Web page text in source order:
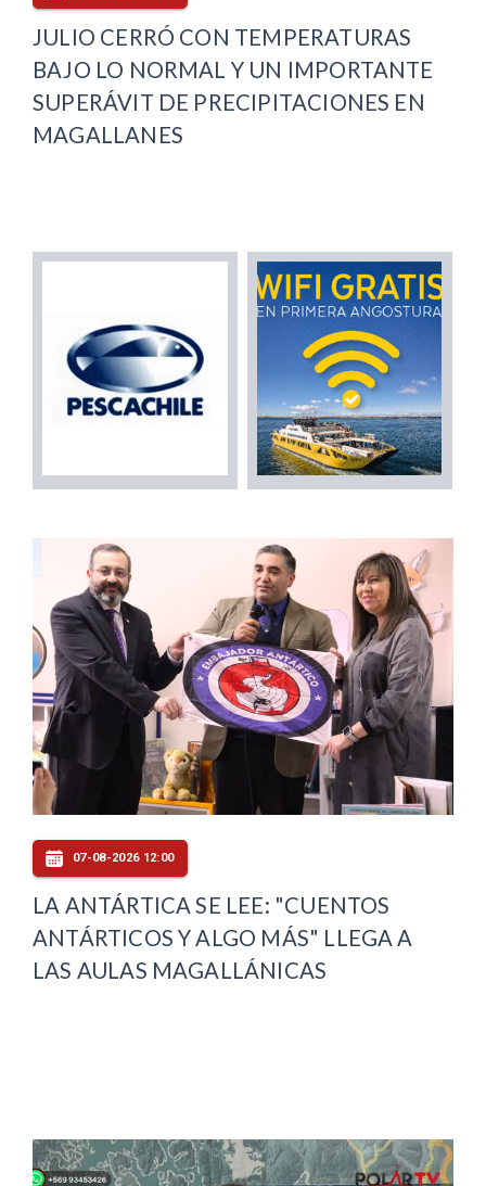
JULIO CERRÓ CON TEMPERATURAS
BAJO LO NORMAL Y UN IMPORTANTE
SUPERÁVIT DE PRECIPITACIONES EN
MAGALLANES
07-08-2026 12:00
LA ANTÁRTICA SE LEE: "CUENTOS
ANTÁRTICOS Y ALGO MÁS" LLEGA A
LAS AULAS MAGALLÁNICAS